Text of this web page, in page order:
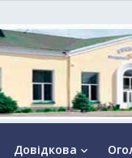
Довідкова keyboard_arrow_down